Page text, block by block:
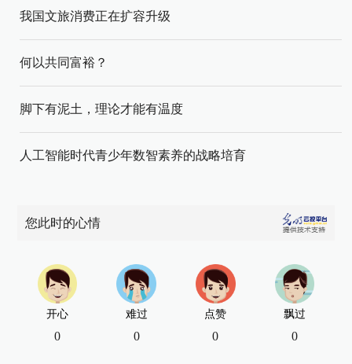
我国文旅消费正在扩容升级
何以共同富裕？
脚下有泥土，理论才能有温度
人工智能时代青少年数智素养的战略培育
您此时的心情
开心
0
难过
0
点赞
0
飘过
0